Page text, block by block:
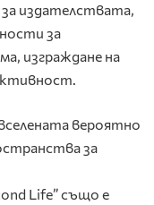
за издателствата,
за
изграждане на
вероятно
за
Life” също е